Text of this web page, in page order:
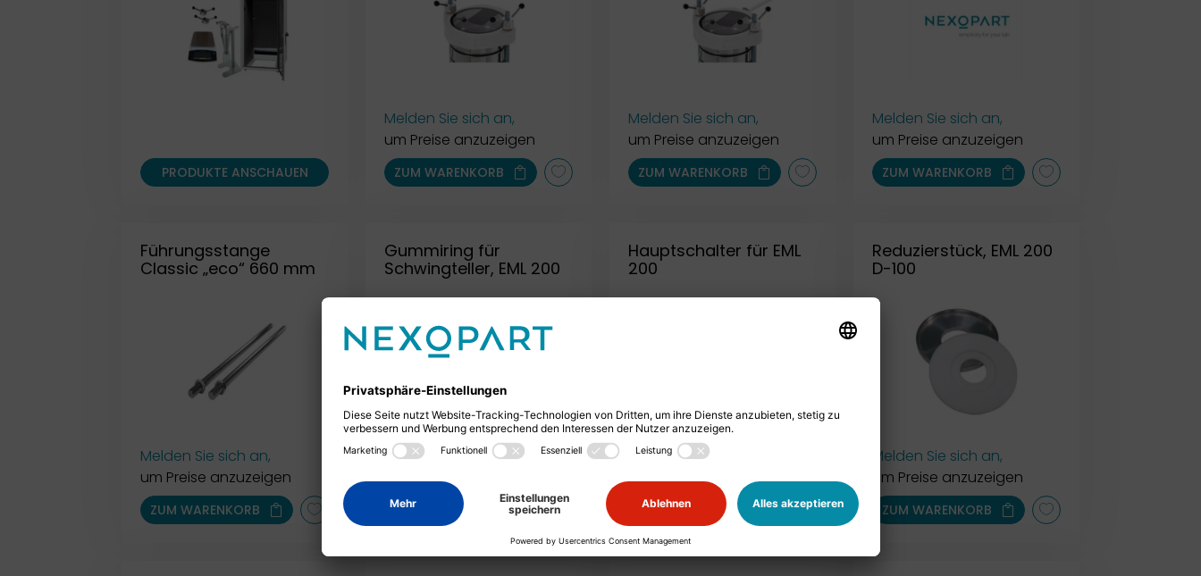
PRODUKTE ANSCHAUEN
Melden Sie sich an,
um Preise anzuzeigen
ZUM WARENKORB
Melden Sie sich an,
um Preise anzuzeigen
ZUM WARENKORB
Melden Sie sich an,
um Preise anzuzeigen
ZUM WARENKORB
Führungsstange
Classic „eco“ 660 mm
Melden Sie sich an,
um Preise anzuzeigen
ZUM WARENKORB
Gummiring für
Schwingteller, EML 200
Melden Sie sich an,
um Preise anzuzeigen
ZUM WARENKORB
Hauptschalter für EML
200
Melden Sie sich an,
um Preise anzuzeigen
ZUM WARENKORB
Reduzierstück, EML 200
D-100
Melden Sie sich an,
um Preise anzuzeigen
ZUM WARENKORB